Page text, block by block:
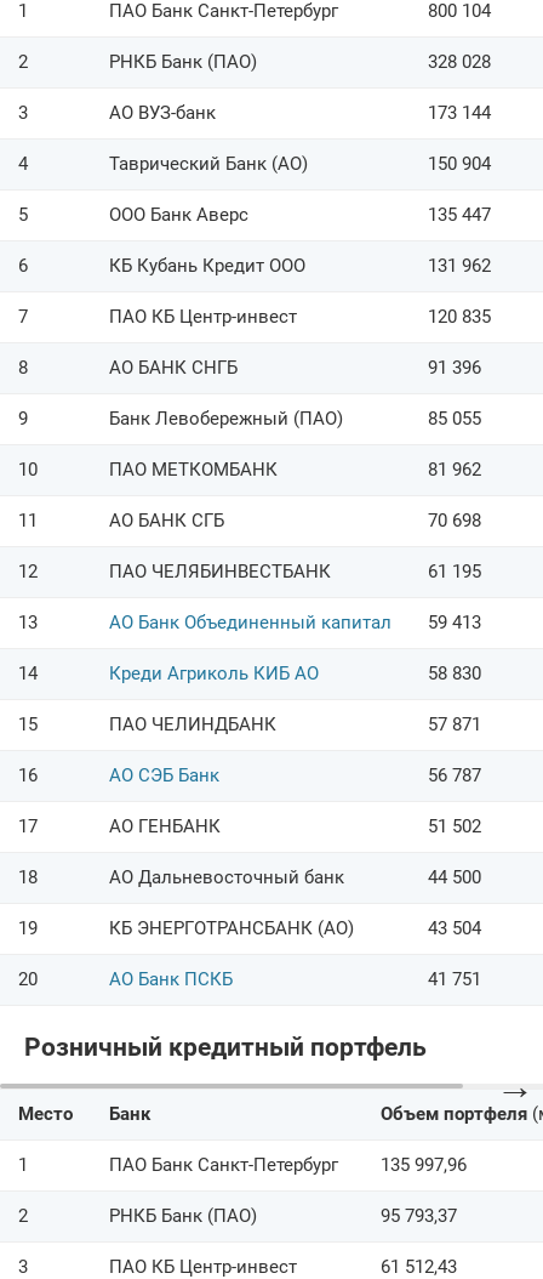
1 ПАО Банк Санкт-Петербург 800 104
2 РНКБ Банк (ПАО) 328 028
3 АО ВУЗ-банк 173 144
4 Таврический Банк (АО) 150 904
5 ООО Банк Аверс 135 447
6 КБ Кубань Кредит ООО 131 962
7 ПАО КБ Центр-инвест 120 835
8 АО БАНК СНГБ 91 396
9 Банк Левобережный (ПАО) 85 055
10 ПАО МЕТКОМБАНК 81 962
11 АО БАНК СГБ 70 698
12 ПАО ЧЕЛЯБИНВЕСТБАНК 61 195
13 АО Банк Объединенный капитал 59 413
14 Креди Агриколь КИБ АО 58 830
15 ПАО ЧЕЛИНДБАНК 57 871
16 АО СЭБ Банк 56 787
17 АО ГЕНБАНК 51 502
18 АО Дальневосточный банк 44 500
19 КБ ЭНЕРГОТРАНСБАНК (АО) 43 504
20 АО Банк ПСКБ 41 751
Розничный кредитный портфель
→
Место Банк Объем портфеля
1 ПАО Банк Санкт-Петербург 135 997,96
2 РНКБ Банк (ПАО) 95 793,37
3 ПАО КБ Центр-инвест 61 512,43